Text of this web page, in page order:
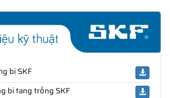
bi SKF
bi tang trống SKF